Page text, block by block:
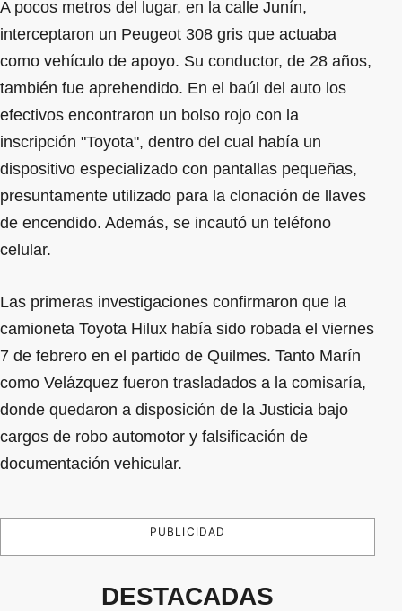
A pocos metros del lugar, en la calle Junín,
interceptaron un Peugeot 308 gris que actuaba
como vehículo de apoyo. Su conductor, de 28 años,
también fue aprehendido. En el baúl del auto los
efectivos encontraron un bolso rojo con la
inscripción "Toyota", dentro del cual había un
dispositivo especializado con pantallas pequeñas,
presuntamente utilizado para la clonación de llaves
de encendido. Además, se incautó un teléfono
celular.
Las primeras investigaciones confirmaron que la
camioneta Toyota Hilux había sido robada el viernes
7 de febrero en el partido de Quilmes. Tanto Marín
como Velázquez fueron trasladados a la comisaría,
donde quedaron a disposición de la Justicia bajo
cargos de robo automotor y falsificación de
documentación vehicular.
PUBLICIDAD
DESTACADAS